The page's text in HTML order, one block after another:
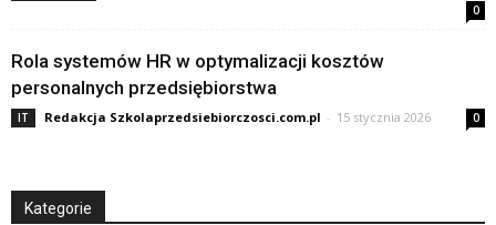
0
Rola systemów HR w optymalizacji kosztów
personalnych przedsiębiorstwa
IT Redakcja Szkolaprzedsiebiorczosci.com.pl - 15 stycznia 2026 0
Kategorie